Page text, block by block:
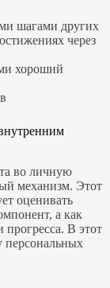
шагами других
через
хороший
во личную
механизм. Этот
оценивать
а как
В этот
персональных